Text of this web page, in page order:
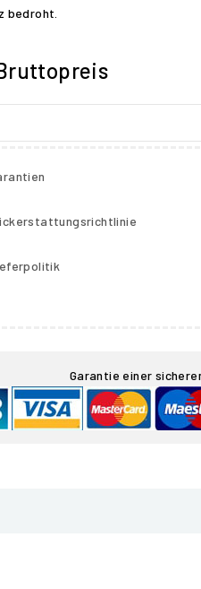
bedroht.
Garantie einer